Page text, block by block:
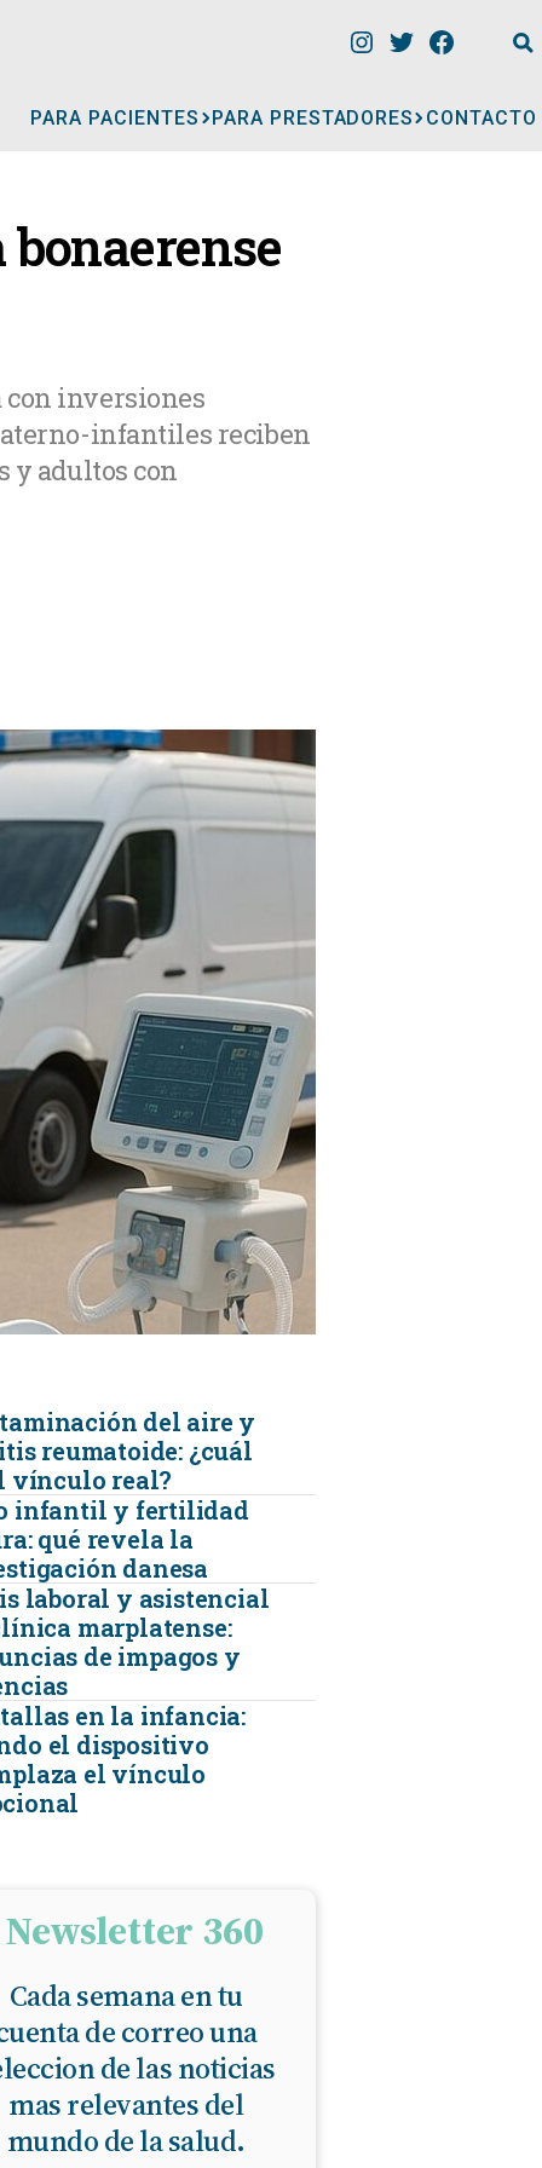
PARA PACIENTES
MÉDICOS
IMAGENES MEDICAS
OBRAS SOCIALES
ORTOPEDIAS
ÓPTICAS
KINESIOLOGÍA
TRAUMATOLOGIA
SERVICIOS DE AMBULANCIAS
PARA PRESTADORES CONTACTO
inversiones
infantiles reciben
y adultos con
del aire y
reumatoide: ¿cuál
vínculo real?
infantil y fertilidad
qué revela la
danesa
laboral y asistencial
marplatense:
de impagos y
en la infancia:
el dispositivo
el vínculo
Newsletter 360
Cada semana en tu
de correo una
de las noticias
mas relevantes del
mundo de la salud.